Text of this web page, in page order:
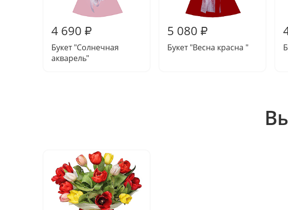
4 690 ₽
Букет "Солнечная
акварель"
5 080 ₽
Букет "Весна красна "